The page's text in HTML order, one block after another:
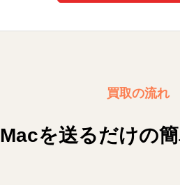
買取の流れ
Macを送るだけの